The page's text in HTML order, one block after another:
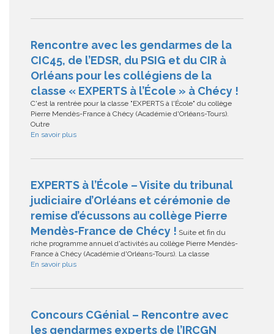
Rencontre avec les gendarmes de la
CIC45, de l’EDSR, du PSIG et du CIR à
Orléans pour les collégiens de la
classe « EXPERTS à l’École » à Chécy !
C'est la rentrée pour la classe "EXPERTS à l'École" du collège
Pierre Mendès-France à Chécy (Académie d'Orléans-Tours).
Outre
En savoir plus
EXPERTS à l’École – Visite du tribunal
judiciaire d’Orléans et cérémonie de
remise d’écussons au collège Pierre
Mendès-France de Chécy ! Suite et fin du
riche programme annuel d'activités au collège Pierre Mendès-
France à Chécy (Académie d'Orléans-Tours). La classe
En savoir plus
Concours CGénial – Rencontre avec
les gendarmes experts de l’IRCGN